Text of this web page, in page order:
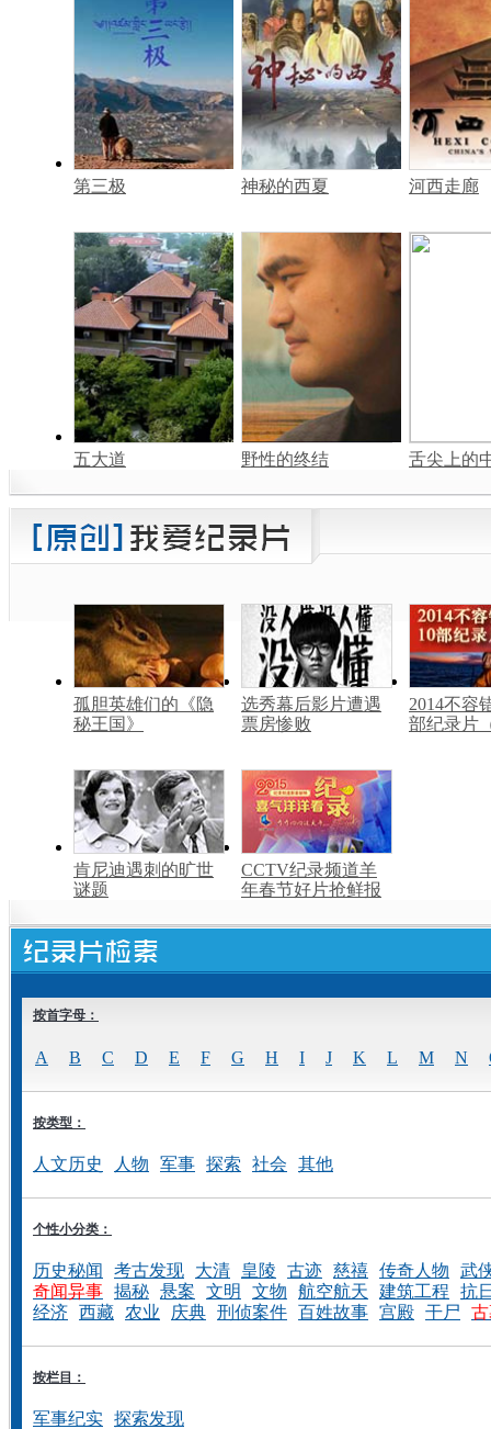
第三极 神秘的西夏 河西走廊
五大道 野性的终结 舌尖上的
孤胆英雄们的《隐
秘王国》
选秀幕后影片遭遇
票房惨败
2014不容
部纪录片
肯尼迪遇刺的旷世
谜题
CCTV纪录频道羊
年春节好片抢鲜报
按首字母：
A B C D E F G H I J K L M N
按类型：
人文历史 人物 军事 探索 社会 其他
个性小分类：
历史秘闻 考古发现 大清 皇陵 古迹 慈禧 传奇人物
武
奇闻异事 揭秘 悬案 文明 文物 航空航天 建筑工程
抗
经济 西藏 农业 庆典 刑侦案件 百姓故事 宫殿 干尸
按栏目：
军事纪实 探索发现